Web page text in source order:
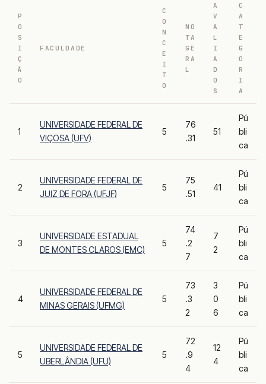
P
O
S
I
Ç
Ã
O
FACULDADE
C
O
N
C
E
I
T
O
NO
TA
GE
RA
L
A
V
A
L
I
A
D
O
S
C
A
T
E
G
O
R
I
A
1
UNIVERSIDADE FEDERAL DE
VIÇOSA (UFV)
5
76
.31
51
Pú
bli
ca
2
UNIVERSIDADE FEDERAL DE
JUIZ DE FORA (UFJF)
5
75
.51
41
Pú
bli
ca
3
UNIVERSIDADE ESTADUAL
DE MONTES CLAROS (EMC)
5
74
.2
7
7
2
Pú
bli
ca
4
UNIVERSIDADE FEDERAL DE
MINAS GERAIS (UFMG)
5
73
.3
2
3
0
6
Pú
bli
ca
5
UNIVERSIDADE FEDERAL DE
UBERLÂNDIA (UFU)
5
72
.9
4
12
4
Pú
bli
ca